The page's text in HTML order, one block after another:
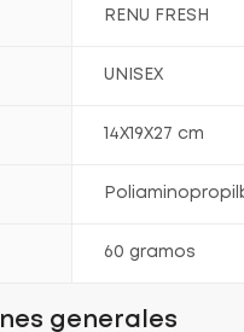
RENU FRESH
UNISEX
14X19X27 cm
60 gramos
generales